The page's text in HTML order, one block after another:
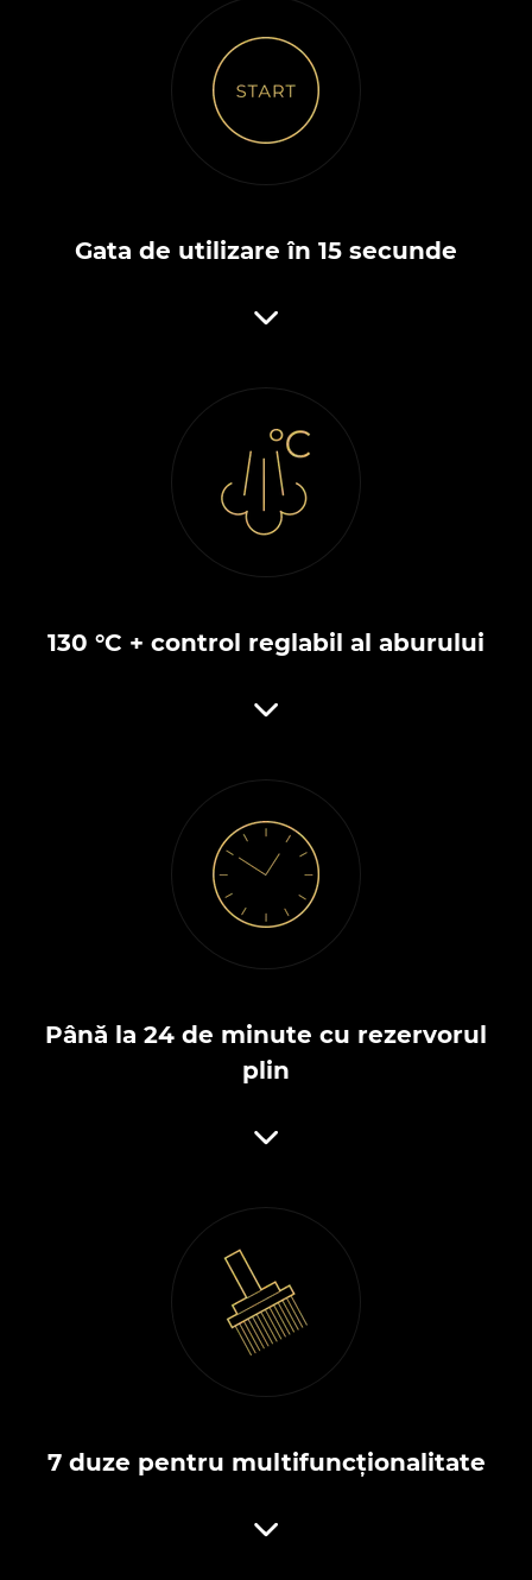
Gata de utilizare în 15 secunde
130 °C + control reglabil al aburului
Până la 24 de minute cu rezervorul
plin
7 duze pentru multifuncționalitate